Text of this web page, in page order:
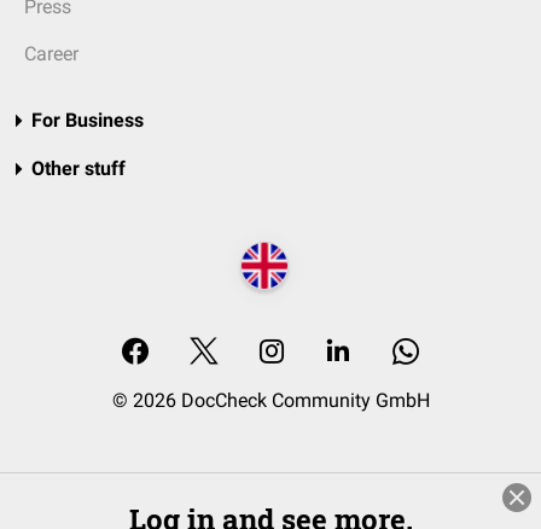
Press
Career
For Business
Other stuff
© 2026 DocCheck Community GmbH
Log in and see more.